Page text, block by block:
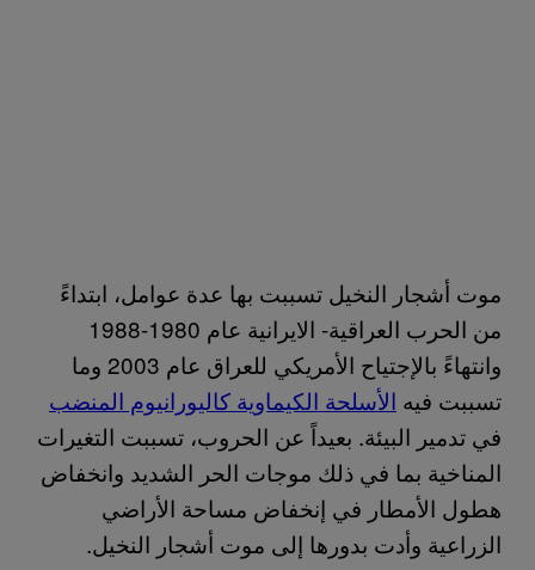
موت أشجار النخيل تسببت بها عدة عوامل، ابتداءً
من الحرب العراقية- الايرانية عام 1980-1988
وانتهاءً بالإجتياح الأمريكي للعراق عام 2003 وما
تسببت فيه الأسلحة الكيماوية كاليورانيوم المنضب
في تدمير البيئة. بعيداً عن الحروب، تسببت التغيرات
المناخية بما في ذلك موجات الحر الشديد وانخفاض
هطول الأمطار في إنخفاض مساحة الأراضي
الزراعية وأدت بدورها إلى موت أشجار النخيل.